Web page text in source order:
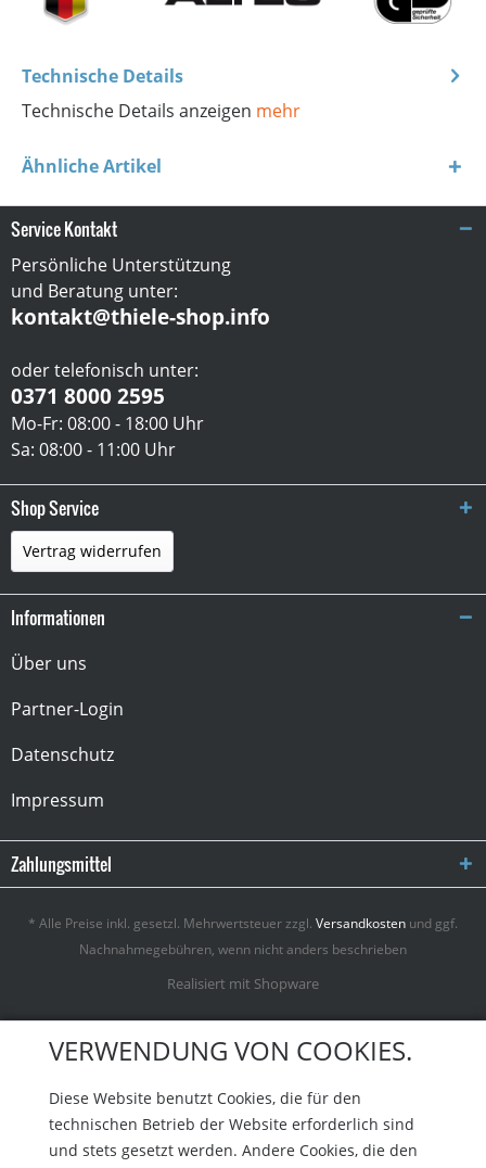
Technische Details
Technische Details anzeigen mehr
Ähnliche Artikel
Service Kontakt
Persönliche Unterstützung
und Beratung unter:
kontakt@thiele-shop.info
oder telefonisch unter:
0371 8000 2595
Mo-Fr: 08:00 - 18:00 Uhr
Sa: 08:00 - 11:00 Uhr
Shop Service
Vertrag widerrufen
Informationen
Über uns
Partner-Login
Datenschutz
Impressum
Zahlungsmittel
* Alle Preise inkl. gesetzl. Mehrwertsteuer zzgl. Versandkosten und ggf.
Nachnahmegebühren, wenn nicht anders beschrieben
Realisiert mit Shopware
VERWENDUNG VON COOKIES.
Diese Website benutzt Cookies, die für den
technischen Betrieb der Website erforderlich sind
und stets gesetzt werden. Andere Cookies, die den